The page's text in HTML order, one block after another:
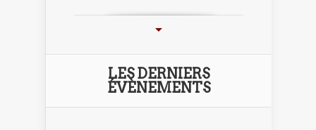
LES DERNIERS
ÉVÈNEMENTS